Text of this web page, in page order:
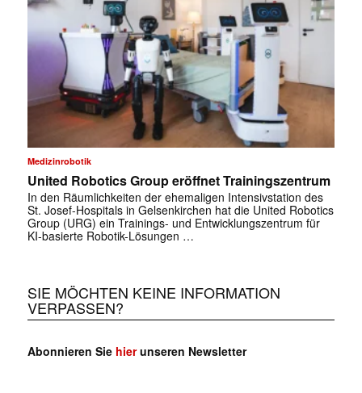
Medizinrobotik
United Robotics Group eröffnet Trainingszentrum
In den Räumlichkeiten der ehemaligen Intensivstation des
St. Josef-Hospitals in Gelsenkirchen hat die United Robotics
Group (URG) ein Trainings- und Entwicklungszentrum für
KI-basierte Robotik-Lösungen …
SIE MÖCHTEN KEINE INFORMATION
VERPASSEN?
Abonnieren Sie hierunseren Newsletter